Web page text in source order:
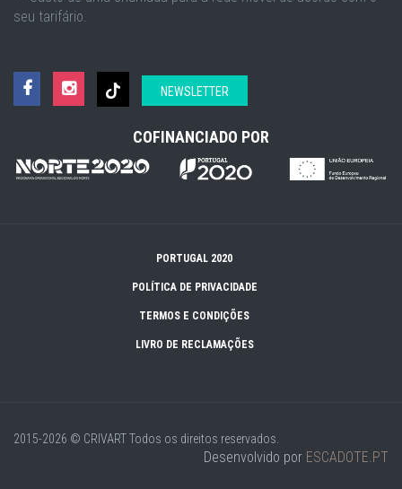
seu tarifário.
NEWSLETTER
COFINANCIADO POR
PORTUGAL 2020
POLÍTICA DE PRIVACIDADE
TERMOS E CONDIÇÕES
LIVRO DE RECLAMAÇÕES
2015-2026 © CRIVARTTodos os direitos reservados.
Desenvolvido por ESCADOTE.PT